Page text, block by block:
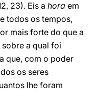
23). Eis a hora em
todos os tempos,
mais forte do que a
a qual foi
que, com o poder
os seres
lhe foram